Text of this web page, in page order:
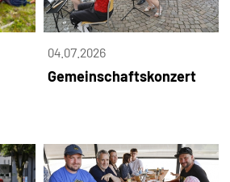
04.07.2026
Gemeinschaftskonzert